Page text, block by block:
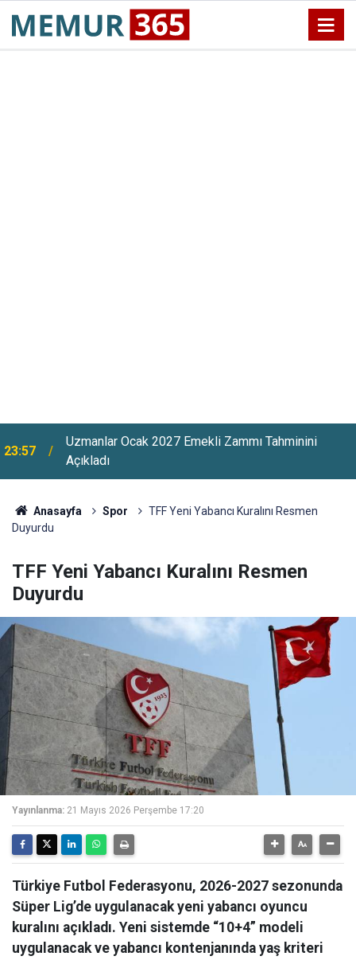
23:57
Uzmanlar Ocak 2027 Emekli Zammı Tahminini
Açıkladı
Anasayfa Spor
TFF Yeni Yabancı Kuralını Resmen
Duyurdu
TFF Yeni Yabancı Kuralını Resmen
Duyurdu
Yayınlanma: 21 Mayıs 2026 Perşembe 17:20
Türkiye Futbol Federasyonu, 2026-2027 sezonunda
Süper Lig’de uygulanacak yeni yabancı oyuncu
kuralını açıkladı. Yeni sistemde “10+4” modeli
uygulanacak ve yabancı kontenjanında yaş kriteri